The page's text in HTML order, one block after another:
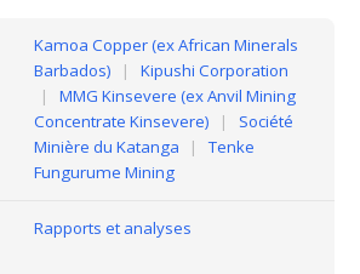
Kamoa Copper (ex African Minerals
Barbados)
|
Kipushi Corporation
|
MMG Kinsevere (ex Anvil Mining
Concentrate Kinsevere)
|
Société
Minière du Katanga
|
Tenke
Fungurume Mining
Rapports et analyses